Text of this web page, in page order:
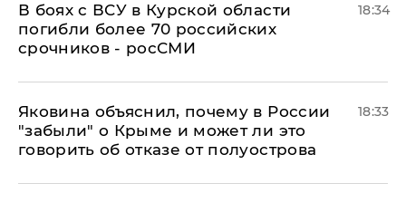
В боях с ВСУ в Курской области
погибли более 70 российских
срочников - росСМИ
18:34
Яковина объяснил, почему в России
"забыли" о Крыме и может ли это
говорить об отказе от полуострова
18:33